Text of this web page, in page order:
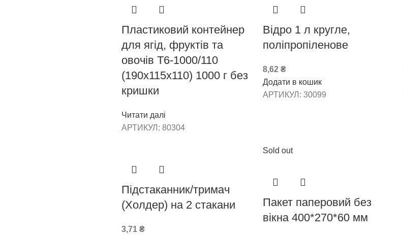
Пластиковий контейнер
для ягід, фруктів та
овочів Т6-1000/110
(190х115х110) 1000 г без
кришки
Читати далі
АРТИКУЛ: 80304
Відро 1 л кругле,
поліпропіленове
8,62 ₴
Додати в кошик
АРТИКУЛ: 30099
Підстаканник/тримач
(Холдер) на 2 стакани
3,71 ₴
Sold out
Пакет паперовий без
вікна 400*270*60 мм